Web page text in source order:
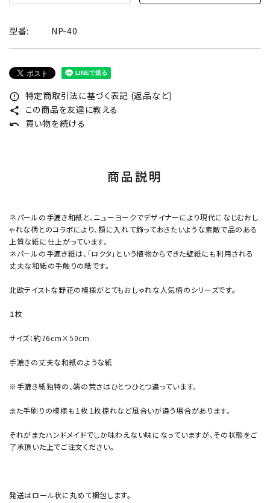
型番: NP-40
error_outline 特定商取引法に基づく表記 (返品など)
share この商品を友達に教える
undo 買い物を続ける
商品説明
ネパールの手漉き和紙と、ニューヨークでデザイナーにより現代になじむおし
ゃれな柄とのコラボにより、額に入れて飾っておきたいような素敵で品のある
上質な紙に仕上がっています。
ネパールの手漉き紙は、「ロクタ」という植物からできた壁紙にも利用される
丈夫な和紙の手触りの紙です。
北欧テイストな野花の模様がとてもおしゃれな人気柄のシリーズです。
１枚
サイズ：約76cm×50cm
手漉きの丈夫な和紙のような紙
※手漉き紙独特の、端の荒さはひとつひとつ違っています。
また手刷りの模様も１枚１枚掠れなど風合いが違う場合があります。
それがまたハンドメイドでしか味わえない味になっていますが、その状態をご
了承頂いた上でご注文ください。
発送はロール状に丸めて梱包します。